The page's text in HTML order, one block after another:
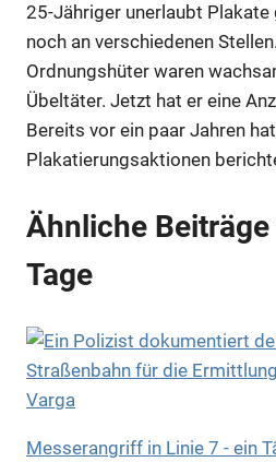
25-Jähriger unerlaubt Plakate
noch an verschiedenen
Ordnungshüter waren
Übeltäter. Jetzt hat er eine
Bereits vor ein paar Jahren
Plakatierungsaktionen
Ähnliche
Tage
Messerangriff in Linie 7 - ein